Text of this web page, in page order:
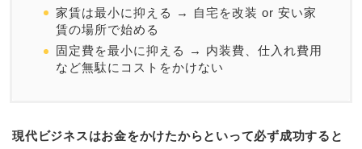
家賃は最小に抑える → 自宅を改装 or 安い家
賃の場所で始める
固定費を最小に抑える → 内装費、仕入れ費用
など無駄にコストをかけない
現代ビジネスはお金をかけたからといって必ず成功すると